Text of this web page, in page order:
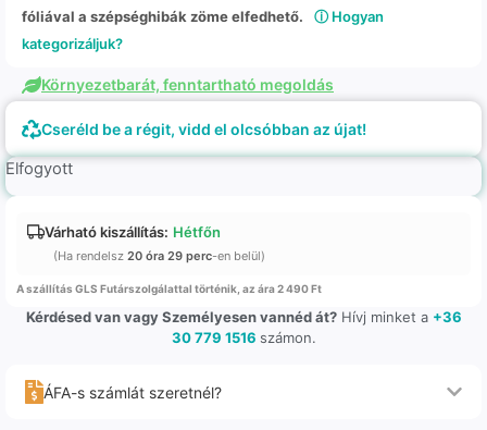
fóliával a szépséghibák zöme elfedhető.
ⓘ Hogyan
kategorizáljuk?
Környezetbarát, fenntartható megoldás
Cseréld be a régit, vidd el olcsóbban az újat!
Elfogyott
Várható kiszállítás: Hétfőn
(Ha rendelsz 20 óra 29 perc-en belül)
A szállítás GLS Futárszolgálattal történik, az ára 2 490 Ft
Kérdésed van vagy Személyesen vannéd át?Hívj minket a +36
30 779 1516 számon.
ÁFA-s számlát szeretnél?